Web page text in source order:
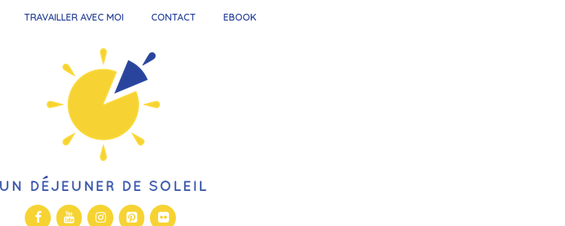
TRAVAILLER AVEC MOI CONTACT EBOOK